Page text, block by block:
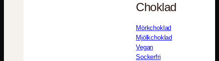
Choklad
Mörkchoklad
Mjölkchoklad
Vegan
Sockerfri